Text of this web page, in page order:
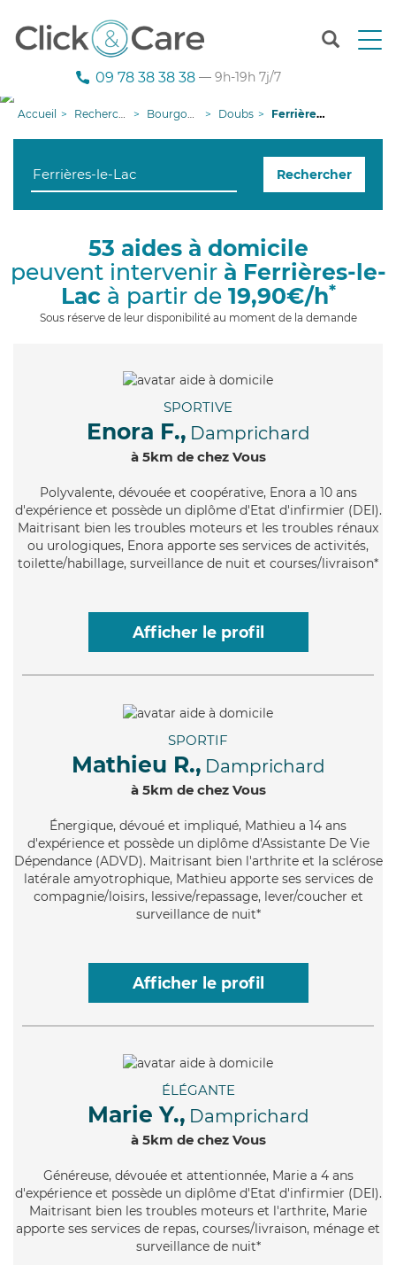
T
n
g
i
09 78 38 38 38 — 9h-19h 7j/7
Accueil Recherche aide à domicile Bourgogne-Franche-Comté Doubs Ferrières-le-Lac
Rechercher
53 aides à domicile
peuvent intervenir à Ferrières-le-
Lacà partir de 19,90€/h*
Sous réserve de leur disponibilité au moment de la demande
SPORTIVE
Enora F., Damprichard
à 5km de chez Vous
Polyvalente, dévouée et coopérative, Enora a 10 ans
d'expérience et possède un diplôme d'Etat d'infirmier (DEI).
Maitrisant bien les troubles moteurs et les troubles rénaux
ou urologiques, Enora apporte ses services de activités,
toilette/habillage, surveillance de nuit et courses/livraison*
Afficher le profil
SPORTIF
Mathieu R., Damprichard
à 5km de chez Vous
Énergique, dévoué et impliqué, Mathieu a 14 ans
d'expérience et possède un diplôme d'Assistante De Vie
Dépendance (ADVD). Maitrisant bien l'arthrite et la sclérose
latérale amyotrophique, Mathieu apporte ses services de
compagnie/loisirs, lessive/repassage, lever/coucher et
surveillance de nuit*
Afficher le profil
ÉLÉGANTE
Marie Y., Damprichard
à 5km de chez Vous
Généreuse, dévouée et attentionnée, Marie a 4 ans
d'expérience et possède un diplôme d'Etat d'infirmier (DEI).
Maitrisant bien les troubles moteurs et l'arthrite, Marie
apporte ses services de repas, courses/livraison, ménage et
surveillance de nuit*